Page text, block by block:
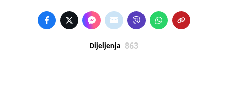
Dijeljenja 863